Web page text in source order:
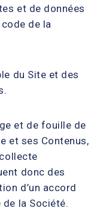
et de données
de la
du Site et des
et de fouille de
et ses Contenus,
donc des
d’un accord
la Société.